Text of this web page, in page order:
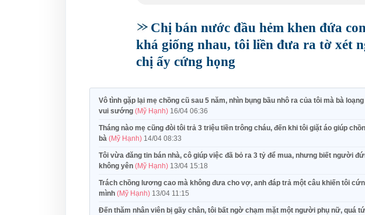
Chị bán nước đầu hẻm khen đứa
khá giống nhau, tôi liền đưa ra tờ xét
chị ấy cứng họng
Vô tình gặp lại mẹ chồng cũ sau 5 năm, nhìn bụng bầu nhô ra của tôi mà bà
vui sướng (Mỹ Hạnh) 16/04 06:36
Tháng nào mẹ cũng đòi tôi trả 3 triệu tiền trông cháu, đến khi tôi giặt áo giúp
bà (Mỹ Hạnh) 14/04 08:33
Tôi vừa đăng tin bán nhà, cô giúp việc đã bỏ ra 3 tỷ để mua, nhưng biết người
không yên (Mỹ Hạnh) 13/04 15:18
Trách chồng lương cao mà không đưa cho vợ, anh đáp trả một câu khiến tôi
mình (Mỹ Hạnh) 13/04 11:15
Đến thăm nhân viên bị gãy chân, tôi bất ngờ chạm mặt một người phụ nữ, quá